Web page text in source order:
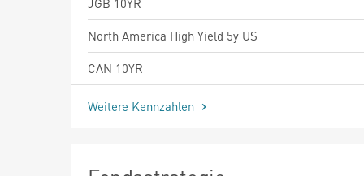
North America High Yield 5y US
CAN 10YR
Weitere Kennzahlen